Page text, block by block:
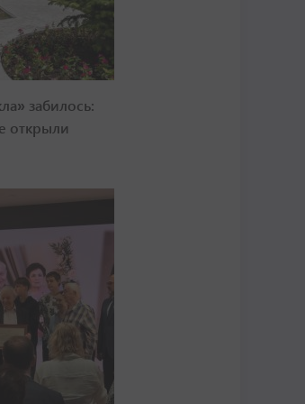
забилось:
открыли